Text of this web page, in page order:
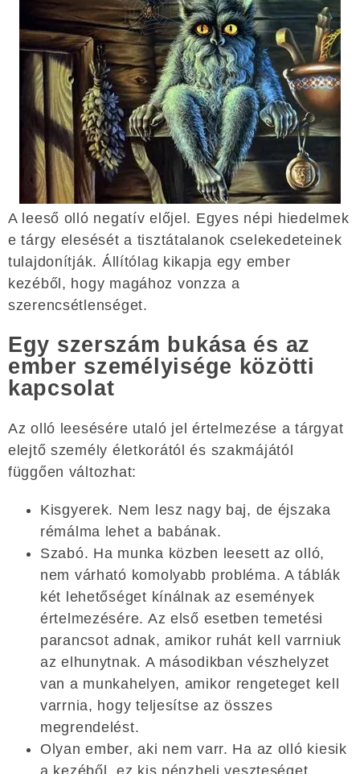
A leeső olló negatív előjel. Egyes népi hiedelmek
e tárgy elesését a tisztátalanok cselekedeteinek
tulajdonítják. Állítólag kikapja egy ember
kezéből, hogy magához vonzza a
szerencsétlenséget.
Egy szerszám bukása és az
ember személyisége közötti
kapcsolat
Az olló leesésére utaló jel értelmezése a tárgyat
elejtő személy életkorától és szakmájától
függően változhat:
Kisgyerek. Nem lesz nagy baj, de éjszaka
rémálma lehet a babának.
Szabó. Ha munka közben leesett az olló,
nem várható komolyabb probléma. A táblák
két lehetőséget kínálnak az események
értelmezésére. Az első esetben temetési
parancsot adnak, amikor ruhát kell varrniuk
az elhunytnak. A másodikban vészhelyzet
van a munkahelyen, amikor rengeteget kell
varrnia, hogy teljesítse az összes
megrendelést.
Olyan ember, aki nem varr. Ha az olló kiesik
a kezéből, ez kis pénzbeli veszteséget